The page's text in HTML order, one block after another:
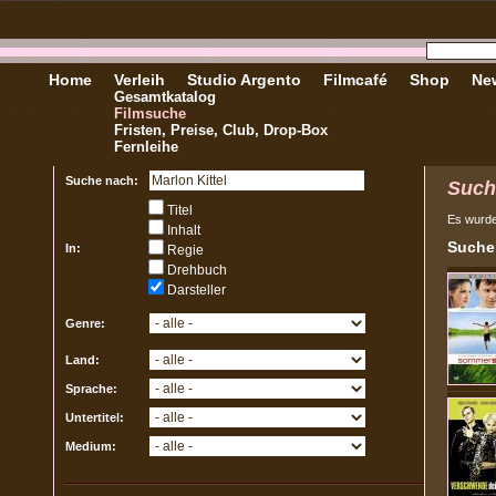
Home Verleih
Gesamtkatalog
Filmsuche
Fristen, Preise, Club, Drop-Box
Fernleihe
Studio Argento Filmcafé Shop
Suche nach:
In:
Titel
Inhalt
Regie
Drehbuch
Darsteller
Genre:
Land:
Sprache:
Untertitel:
Medium:
Es